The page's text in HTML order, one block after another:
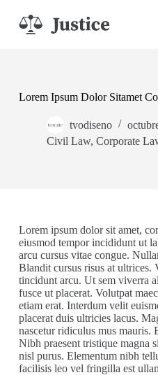
Lorem Ipsum Dolor Sitamet
tvodiseno
Civil Law, Corporate
Lorem ipsum dolor sit amet,
eiusmod tempor incididunt ut
arcu cursus vitae congue.
Blandit cursus risus at ultrices.
tincidunt arcu. Ut sem viverra
fusce ut placerat. Volutpat
etiam erat. Interdum velit
placerat duis ultricies lacus.
nascetur ridiculus mus mauris.
Nibh praesent tristique magna
nisl purus. Elementum nibh
facilisis leo vel fringilla est